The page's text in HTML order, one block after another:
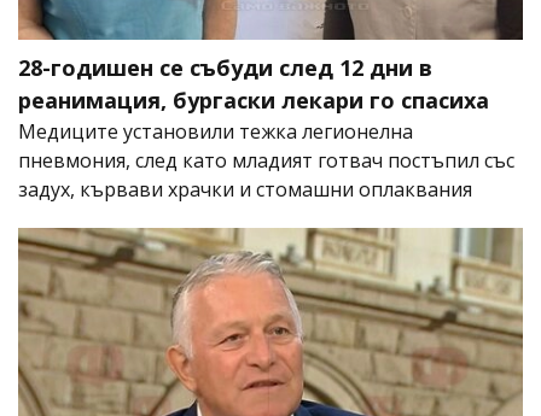
28-годишен се събуди след 12 дни в
реанимация, бургаски лекари го спасиха
Медиците установили тежка легионелна
пневмония, след като младият готвач постъпил със
задух, кървави храчки и стомашни оплаквания